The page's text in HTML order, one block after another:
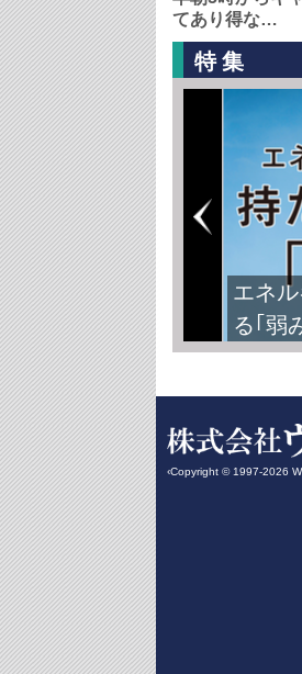
てあり得な…
特集
エネ
る｢弱
‹Copyright © 1997-2026